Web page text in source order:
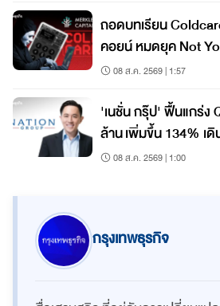
ถอดบทเรียน
คอยน์ หมดยุค Not Your Keys, Not Your
Coins?
08 ส.ค. 2569 | 1:57
'เนชั่น กรุ๊ป' ฟื้นแกร่ง
ล้าน เพิ่มขึ้น 134% เ
เต็มรูปแบบ
08 ส.ค. 2569 | 1:00
กรุงเทพธุรกิจ